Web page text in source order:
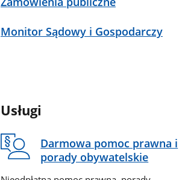
Monitor Sądowy i Gospodarczy
Usługi
Darmowa pomoc prawna i
porady obywatelskie